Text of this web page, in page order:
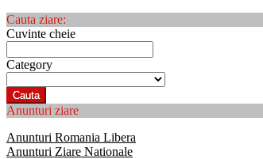
Cauta ziare:
Cuvinte cheie
Category
Cauta
Anunturi ziare
Anunturi Romania Libera
Anunturi Ziare Nationale